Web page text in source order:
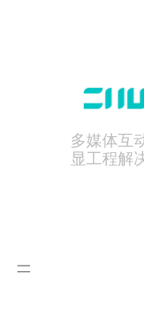
多媒体互
显工程解